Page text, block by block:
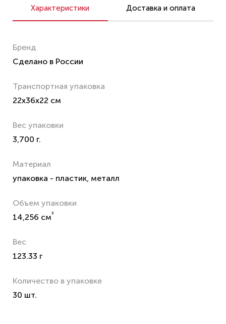
Характеристики Доставка и оплата
Бренд
Сделано в России
Транспортная упаковка
22x36x22 см
Вес упаковки
3,700 г.
Материал
упаковка - пластик, металл
Объем упаковки
14,256 см³
Вес
123.33 г
Количество в упаковке
30 шт.